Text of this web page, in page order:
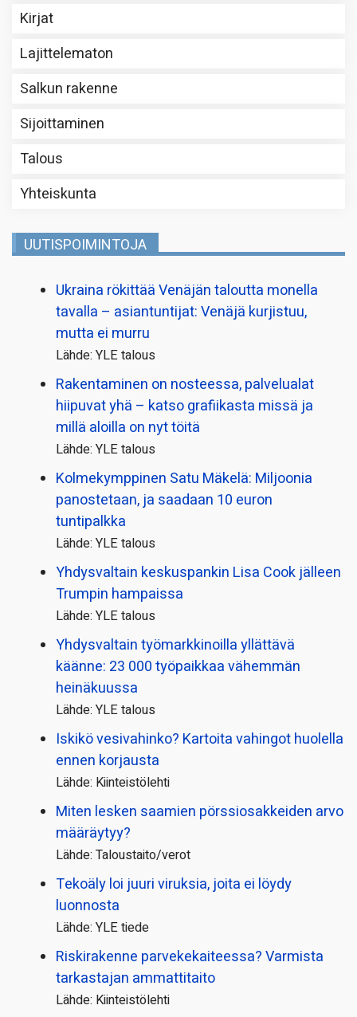
Kirjat
Lajittelematon
Salkun rakenne
Sijoittaminen
Talous
Yhteiskunta
UUTISPOIMINTOJA
Ukraina rökittää Venäjän taloutta monella
tavalla – asiantuntijat: Venäjä kurjistuu,
mutta ei murru
Lähde: YLE talous
Rakentaminen on nosteessa, palvelualat
hiipuvat yhä – katso grafiikasta missä ja
millä aloilla on nyt töitä
Lähde: YLE talous
Kolmekymppinen Satu Mäkelä: Miljoonia
panostetaan, ja saadaan 10 euron
tuntipalkka
Lähde: YLE talous
Yhdysvaltain keskuspankin Lisa Cook jälleen
Trumpin hampaissa
Lähde: YLE talous
Yhdysvaltain työmarkkinoilla yllättävä
käänne: 23 000 työpaikkaa vähemmän
heinäkuussa
Lähde: YLE talous
Iskikö vesivahinko? Kartoita vahingot huolella
ennen korjausta
Lähde: Kiinteistölehti
Miten lesken saamien pörssi­osakkeiden arvo
määräytyy?
Lähde: Taloustaito/verot
Tekoäly loi juuri viruksia, joita ei löydy
luonnosta
Lähde: YLE tiede
Riskirakenne parvekekaiteessa? Varmista
tarkastajan ammattitaito
Lähde: Kiinteistölehti